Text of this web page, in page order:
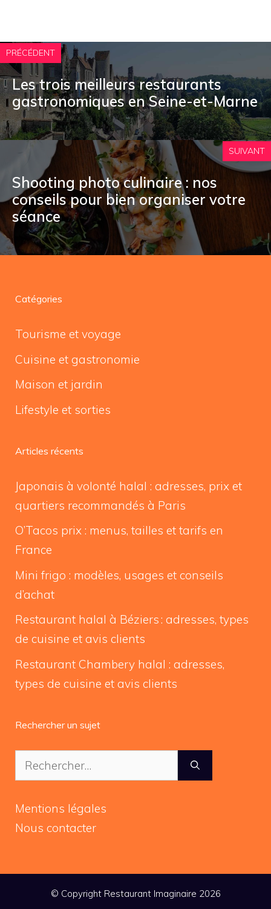
PRÉCÉDENT
Les trois meilleurs restaurants
gastronomiques en Seine-et-Marne
SUIVANT
Shooting photo culinaire : nos
conseils pour bien organiser votre
séance
Catégories
Tourisme et voyage
Cuisine et gastronomie
Maison et jardin
Lifestyle et sorties
Articles récents
Japonais à volonté halal : adresses, prix et
quartiers recommandés à Paris
O’Tacos prix : menus, tailles et tarifs en
France
Mini frigo : modèles, usages et conseils
d’achat
Restaurant halal à Béziers : adresses, types
de cuisine et avis clients
Restaurant Chambery halal : adresses,
types de cuisine et avis clients
Rechercher un sujet
Rechercher :
Mentions légales
Nous contacter
© Copyright Restaurant Imaginaire 2026